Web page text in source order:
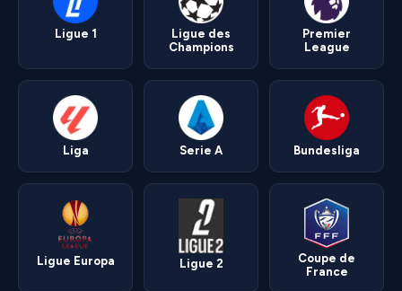
Ligue 1
Ligue des
Champions
Premier
League
Liga Serie A Bundesliga
Ligue Europa Ligue 2
Coupe de
France